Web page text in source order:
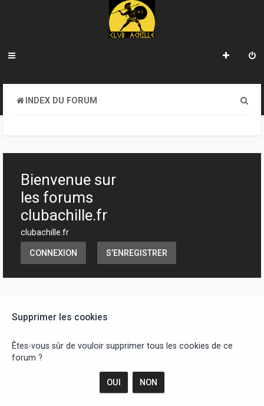
INDEX DU FORUM
h
Bienvenue sur
les forums
clubachille.fr
clubachille.fr
CONNEXION S’ENREGISTRER
Supprimer les cookies
Êtes-vous sûr de vouloir supprimer tous les cookies de ce
forum ?